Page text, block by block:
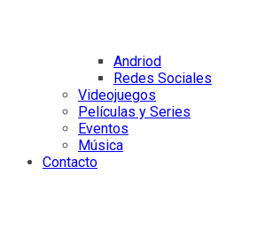
Andriod
Redes Sociales
Videojuegos
Películas y Series
Eventos
Música
Contacto